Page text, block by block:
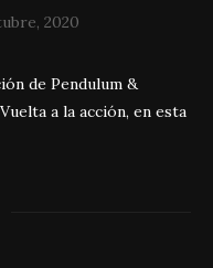
2020
de Pendulum &
a la acción, en esta